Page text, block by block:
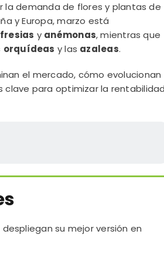
la demanda de flores y plantas de
y Europa, marzo está
fresias y anémonas, mientras que
orquídeas y las azaleas.
el mercado, cómo evolucionan
clave para optimizar la rentabilidad
su mejor versión en